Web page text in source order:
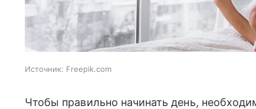
Источник: Freepik.com
Чтобы правильно начинать день,